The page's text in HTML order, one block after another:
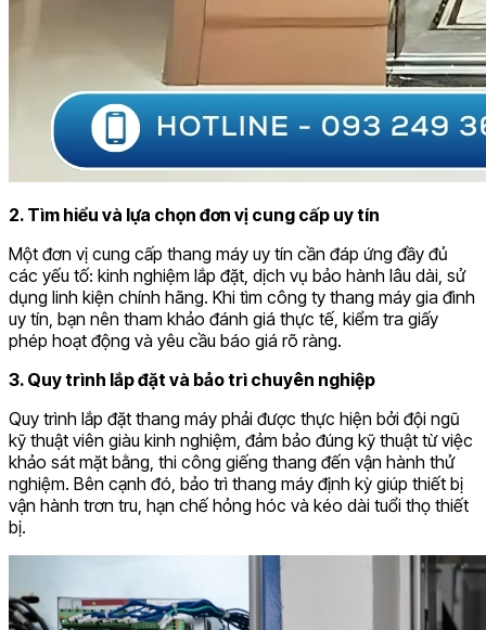
2. Tìm hiểu và lựa chọn đơn vị cung cấp uy tín
Một đơn vị cung cấp thang máy uy tín cần đáp ứng đầy đủ
các yếu tố: kinh nghiệm lắp đặt, dịch vụ bảo hành lâu dài, sử
dụng linh kiện chính hãng. Khi tìm công ty thang máy gia đình
uy tín, bạn nên tham khảo đánh giá thực tế, kiểm tra giấy
phép hoạt động và yêu cầu báo giá rõ ràng.
3. Quy trình lắp đặt và bảo trì chuyên nghiệp
Quy trình lắp đặt thang máy phải được thực hiện bởi đội ngũ
kỹ thuật viên giàu kinh nghiệm, đảm bảo đúng kỹ thuật từ việc
khảo sát mặt bằng, thi công giếng thang đến vận hành thử
nghiệm. Bên cạnh đó, bảo trì thang máy định kỳ giúp thiết bị
vận hành trơn tru, hạn chế hỏng hóc và kéo dài tuổi thọ thiết
bị.